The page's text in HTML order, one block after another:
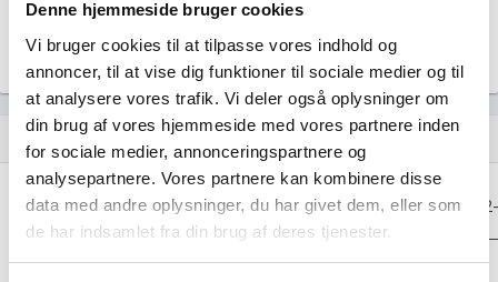
Denne hjemmeside bruger cookies
Vi bruger cookies til at tilpasse vores indhold og
annoncer, til at vise dig funktioner til sociale medier og til
at analysere vores trafik. Vi deler også oplysninger om
din brug af vores hjemmeside med vores partnere inden
for sociale medier, annonceringspartnere og
analysepartnere. Vores partnere kan kombinere disse
data med andre oplysninger, du har givet dem, eller som
de har indsamlet fra din brug af deres tjenester.
Årsrapporten 2021-04
Regnskaber
Resultat i 1000
DKK
2025-04 2024-04 2023-04
Nettoomsætning - - -